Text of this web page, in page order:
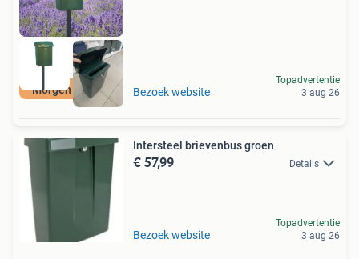
Morgen in huis! Bezoek website
Topadvertentie
3 aug 26
Intersteel brievenbus groen
€ 57,99 Details
Bezoek website
Topadvertentie
3 aug 26